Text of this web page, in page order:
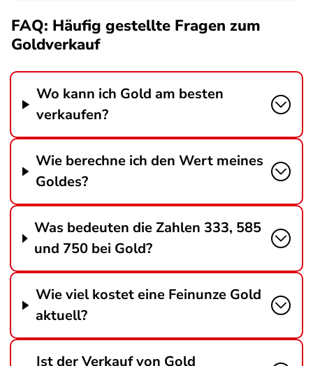
FAQ: Häufig gestellte Fragen zum
Goldverkauf
Wo kann ich Gold am besten
verkaufen?
Wie berechne ich den Wert meines
Goldes?
Was bedeuten die Zahlen 333, 585
und 750 bei Gold?
Wie viel kostet eine Feinunze Gold
aktuell?
Ist der Verkauf von Gold